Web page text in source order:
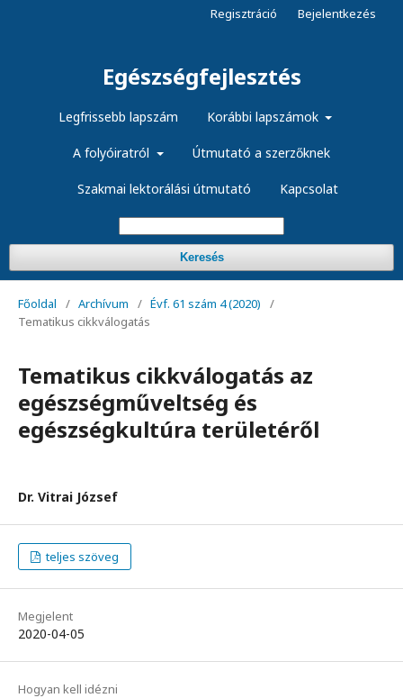
Egészségfejlesztés
Legfrissebb lapszám Korábbi lapszámok
A folyóiratról Útmutató a szerzőknek
Szakmai lektorálási útmutató Kapcsolat
Keresés
Regisztráció Bejelentkezés
Főoldal / Archívum / Évf. 61 szám 4 (2020)
/
Tematikus cikkválogatás
Tematikus cikkválogatás az
egészségműveltség és
egészségkultúra területéről
Dr. Vitrai József
teljes szöveg
Megjelent
2020-04-05
Hogyan kell idézni